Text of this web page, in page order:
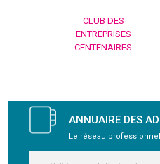
Navigation
de
l’article
CLUB DES
ENTREPRISES
CENTENAIRES
ANNUAIRE DES
Le réseau